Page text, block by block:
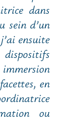
dans
sein d’un
ensuite
en
ou